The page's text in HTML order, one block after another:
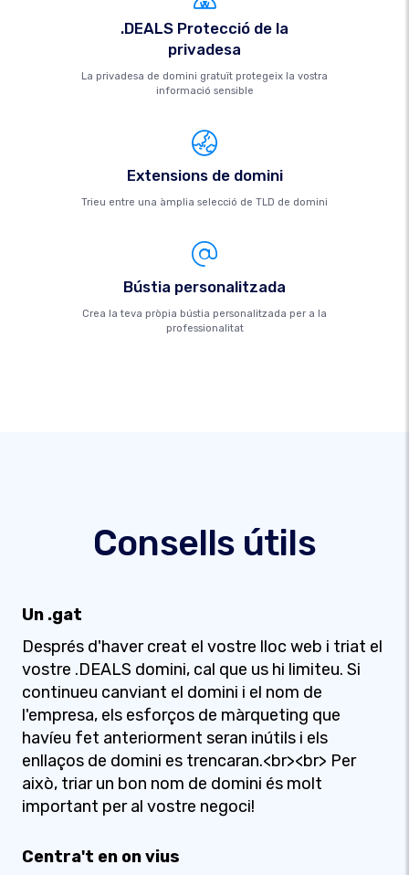
.DEALS Protecció de la
privadesa
La privadesa de domini gratuït protegeix la vostra
informació sensible
Extensions de domini
Trieu entre una àmplia selecció de TLD de domini
Bústia personalitzada
Crea la teva pròpia bústia personalitzada per a la
professionalitat
Consells útils
Un .gat
Després d'haver creat el vostre lloc web i triat el
vostre .DEALS domini, cal que us hi limiteu. Si
continueu canviant el domini i el nom de
l'empresa, els esforços de màrqueting que
havíeu fet anteriorment seran inútils i els
enllaços de domini es trencaran.<br><br> Per
això, triar un bon nom de domini és molt
important per al vostre negoci!
Centra't en on vius